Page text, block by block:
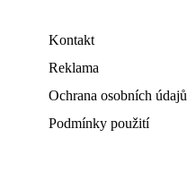
Kontakt
Reklama
Ochrana osobních údajů
Podmínky použití